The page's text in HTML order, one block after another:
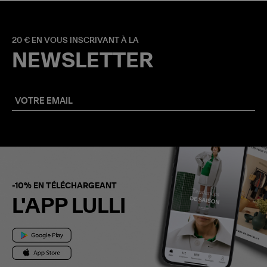
20 € EN VOUS INSCRIVANT À LA
NEWSLETTER
-10% EN TÉLÉCHARGEANT
L'APP LULLI